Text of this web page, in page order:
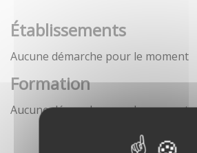
Établissements
Aucune démarche pour le moment
Formation
Aucune démarche pour le moment